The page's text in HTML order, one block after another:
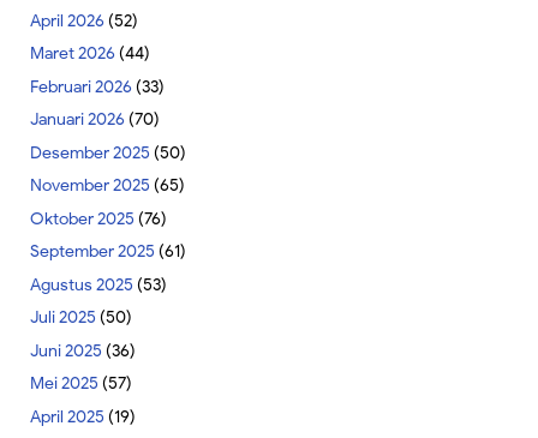
April 2026 (52)
Maret 2026 (44)
Februari 2026 (33)
Januari 2026 (70)
Desember 2025 (50)
November 2025 (65)
Oktober 2025 (76)
September 2025 (61)
Agustus 2025 (53)
Juli 2025 (50)
Juni 2025 (36)
Mei 2025 (57)
April 2025 (19)